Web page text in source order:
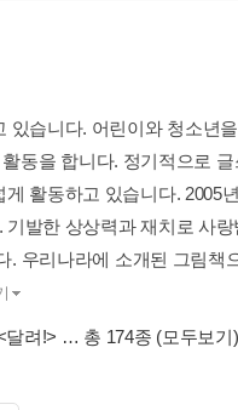
습니다. 어린이와 청소년
동을 합니다. 정기적으로
활동하고 있습니다. 2005
발한 상상력과 재치로 사
. 우리나라에 소개된 그림책
달려!> … 총 174종 (모두보기)